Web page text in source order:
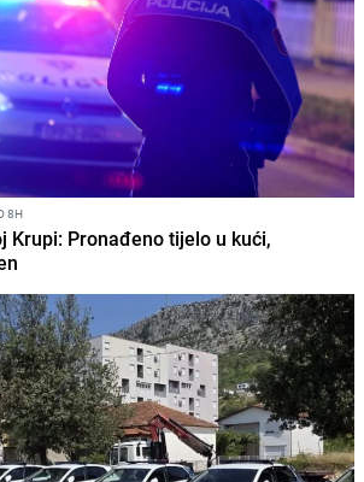
8H
Krupi: Pronađeno tijelo u kući,